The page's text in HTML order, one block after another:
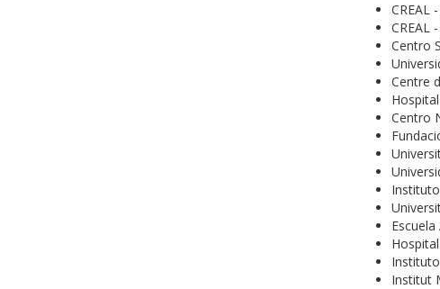
CREAL
CREAL
Centro
Centre
Centro
Institut